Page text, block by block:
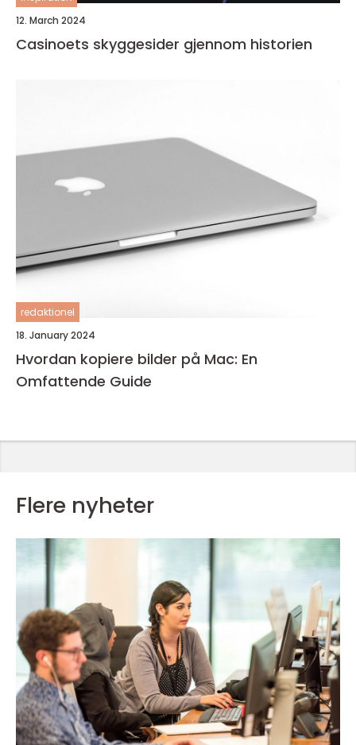
12. March 2024
Casinoets skyggesider gjennom historien
redaktionel
18. January 2024
Hvordan kopiere bilder på Mac: En
Omfattende Guide
Flere nyheter